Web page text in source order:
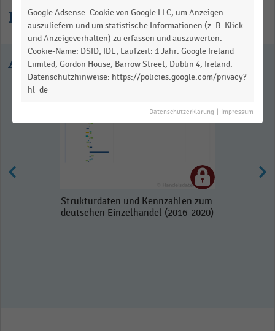
Informationen zur Statistik
Ausgewählte Statistiken
Strukturdaten und Kennzahlen zum
deutschen Einzelhandel (2016-2020)
Google Adsense: Cookie von Google LLC, um Anzeigen
auszuliefern und um statistische Informationen (z. B. Klick-
und Anzeigeverhalten) zu erfassen und auszuwerten.
Cookie-Name: DSID, IDE, Laufzeit: 1 Jahr. Google Ireland
Limited, Gordon House, Barrow Street, Dublin 4, Ireland.
Datenschutzhinweise: https://policies.google.com/privacy?
hl=de
Datenschutzerklärung Impressum